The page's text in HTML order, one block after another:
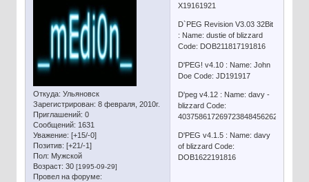
Откуда: Ульяновск
Зарегистрирован: 8 февраля, 2010г.
Приглашений: 0
Сообщений: 1631
Уважение: [+15/-0]
Позитив: [+21/-1]
Пол: Мужской
Возраст: 30 [1995-09-29]
Провел на форуме:
X19161921
D`PEG Revision V3.03 32Bit
: Name: dustie of blizzard
Code: DOB211817191816
D'PEG! v4.10 : Name: John
Doe Code: JD191917
D'peg v4.12 : Name: davy -
blizzard Code:
403758617269723848456262375440
D'PEG v4.1.5 : Name: davy
of blizzard Code:
DOB1622191816